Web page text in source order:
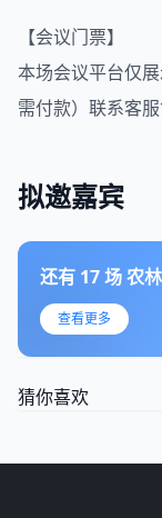
【会议门票】
本场会议平台仅
需付款）联系客服
拟邀嘉宾
还有 17场农
查看更多
猜你喜欢